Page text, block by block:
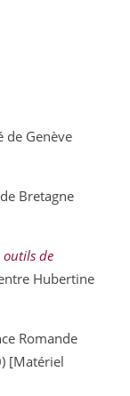
de Genève
Bretagne
outils de
Hubertine
Romande
[Matériel